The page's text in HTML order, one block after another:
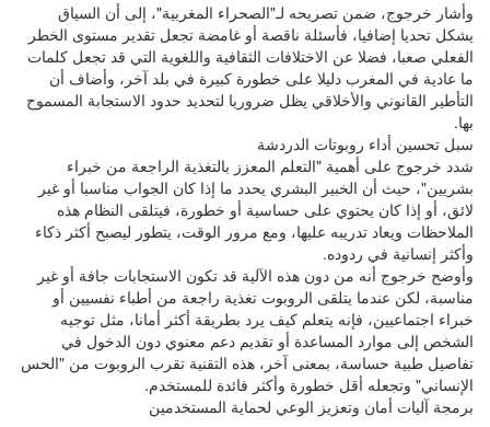
وأشار خرجوج، ضمن تصريحه لـ"الصحراء المغربية"، إلى أن السياق
يشكل تحديا إضافيا، فأسئلة ناقصة أو غامضة تجعل تقدير مستوى الخطر
الفعلي صعبا، فضلا عن الاختلافات الثقافية واللغوية التي قد تجعل كلمات
ما عادية في المغرب دليلا على خطورة كبيرة في بلد آخر، وأضاف أن
التأطير القانوني والأخلاقي يظل ضروريا لتحديد حدود الاستجابة المسموح
بها.
سبل تحسين أداء روبوتات الدردشة
شدد خرجوج على أهمية "التعلم المعزز بالتغذية الراجعة من خبراء
بشريين"، حيث أن الخبير البشري يحدد ما إذا كان الجواب مناسبا أو غير
لائق، أو إذا كان يحتوي على حساسية أو خطورة، فيتلقى النظام هذه
الملاحظات ويعاد تدريبه عليها، ومع مرور الوقت، يتطور ليصبح أكثر ذكاء
وأكثر إنسانية في ردوده.
وأوضح خرجوج أنه من دون هذه الآلية قد تكون الاستجابات جافة أو غير
مناسبة، لكن عندما يتلقى الروبوت تغذية راجعة من أطباء نفسيين أو
خبراء اجتماعيين، فإنه يتعلم كيف يرد بطريقة أكثر أمانا، مثل توجيه
الشخص إلى موارد المساعدة أو تقديم دعم معنوي دون الدخول في
تفاصيل طبية حساسة، بمعنى آخر، هذه التقنية تقرب الروبوت من "الحس
الإنساني" وتجعله أقل خطورة وأكثر فائدة للمستخدم.
برمجة آليات أمان وتعزيز الوعي لحماية المستخدمين